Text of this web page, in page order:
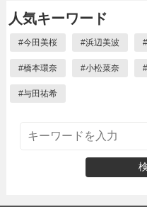
人気キーワード
#今田美桜 #浜辺美波 #
#橋本環奈 #小松菜奈 #
#与田祐希